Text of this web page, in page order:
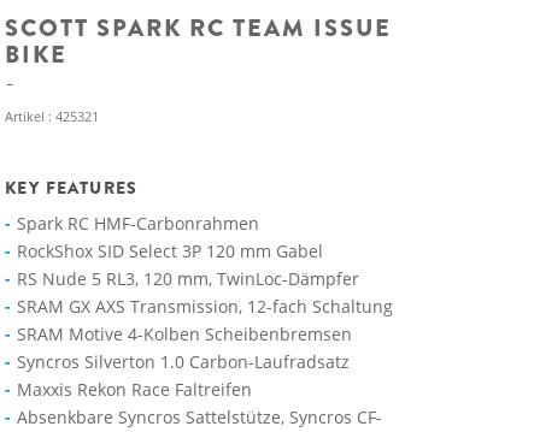
SCOTT SPARK RC TEAM ISSUE
BIKE
Artikel : 425321
KEY FEATURES
Spark RC HMF-Carbonrahmen
RockShox SID Select 3P 120 mm Gabel
RS Nude 5 RL3, 120 mm, TwinLoc-Dämpfer
SRAM GX AXS Transmission, 12-fach Schaltung
SRAM Motive 4-Kolben Scheibenbremsen
Syncros Silverton 1.0 Carbon-Laufradsatz
Maxxis Rekon Race Faltreifen
Absenkbare Syncros Sattelstütze, Syncros CF-